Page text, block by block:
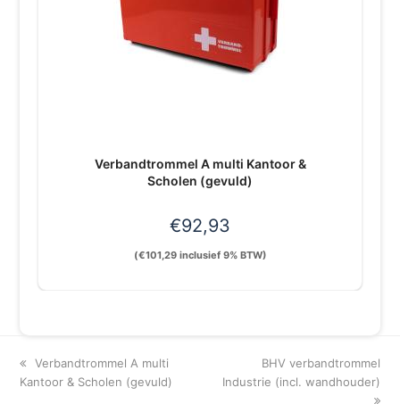
Verbandtrommel A multi Kantoor &
Scholen (gevuld)
€92,93
(€101,29inclusief 9% BTW)
previous
post:
Verbandtrommel A multi
Kantoor & Scholen (gevuld)
next
post:
BHV verbandtrommel
Industrie (incl. wandhouder)